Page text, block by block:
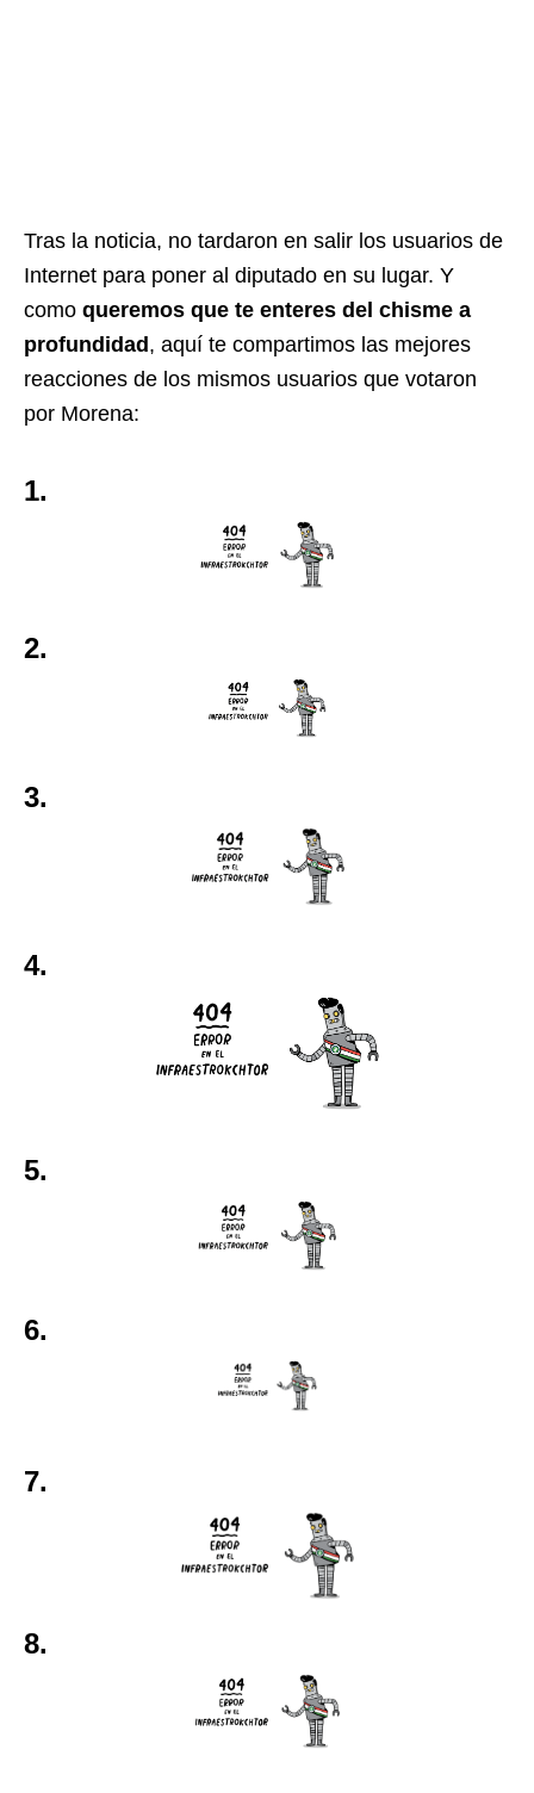
Tras la noticia, no tardaron en salir los usuarios de
Internet para poner al diputado en su lugar. Y
como queremos que te enteres del chisme a
profundidad, aquí te compartimos las mejores
reacciones de los mismos usuarios que votaron
por Morena:
1.
2.
3.
4.
5.
6.
7.
8.